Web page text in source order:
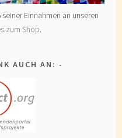
Einnahmen an unseren
zum Shop.
AUCH AN: